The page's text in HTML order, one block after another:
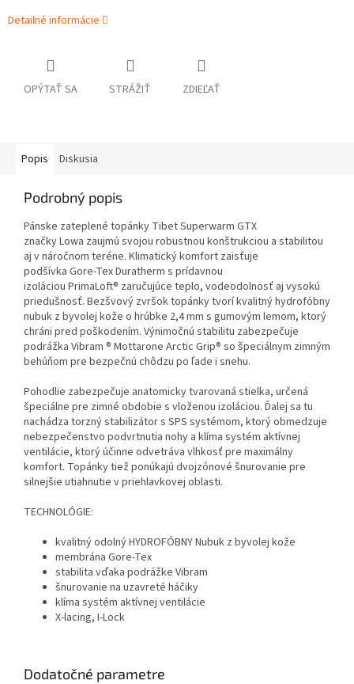
Detailné informácie
OPÝTAŤ SA STRÁŽIŤ ZDIEĽAŤ
Popis Diskusia
Podrobný popis
Pánske zateplené topánky Tibet Superwarm GTX
značky Lowa zaujmú svojou robustnou konštrukciou a stabilitou
aj v náročnom teréne. Klimatický komfort zaisťuje
podšívka Gore-Tex Duratherm s prídavnou
izoláciou PrimaLoft® zaručujúce teplo, vodeodolnosť aj vysokú
priedušnosť. Bezšvový zvršok topánky tvorí kvalitný hydrofóbny
nubuk z byvolej kože o hrúbke 2,4 mm s gumovým lemom, ktorý
chráni pred poškodením. Výnimočnú stabilitu zabezpečuje
podrážka Vibram ® Mottarone Arctic Grip® so špeciálnym zimným
behúňom pre bezpečnú chôdzu po ľade i snehu.
Pohodlie zabezpečuje anatomicky tvarovaná stielka, určená
špeciálne pre zimné obdobie s vloženou izoláciou. Ďalej sa tu
nachádza torzný stabilizátor s SPS systémom, ktorý obmedzuje
nebezpečenstvo podvrtnutia nohy a klíma systém aktívnej
ventilácie, ktorý účinne odvetráva vlhkosť pre maximálny
komfort. Topánky tiež ponúkajú dvojzónové šnurovanie pre
silnejšie utiahnutie v priehlavkovej oblasti.
TECHNOLÓGIE:
kvalitný odolný HYDROFÓBNY Nubuk z byvolej kože
membrána Gore-Tex
stabilita vďaka podrážke Vibram
šnurovanie na uzavreté háčiky
klíma systém aktívnej ventilácie
X-lacing, I-Lock
Dodatočné parametre